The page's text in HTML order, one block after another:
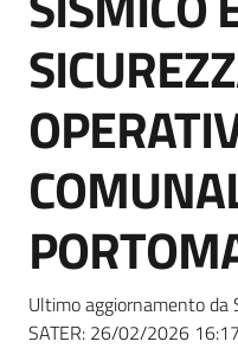
English
site
Seguici
su
Ultimo aggiornamento da
SATER: 26/02/2026 16:17